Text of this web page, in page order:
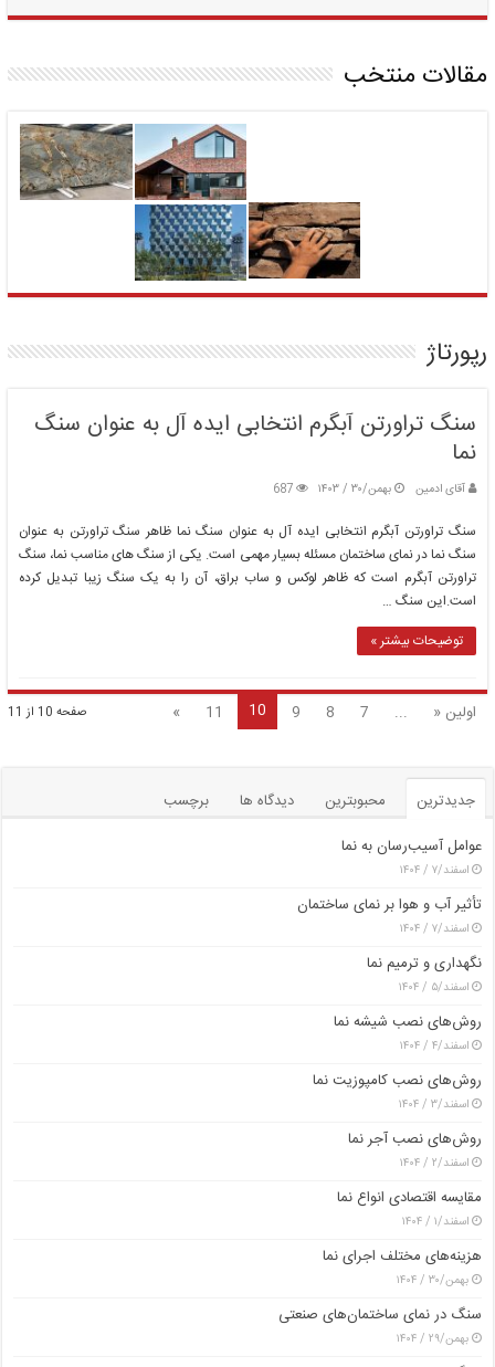
مقالات منتخب
رپورتاژ
سنگ تراورتن آبگرم انتخابی ایده آل به عنوان سنگ
نما
آقای ادمین بهمن/۳۰ / ۱۴۰۳ 687
سنگ تراورتن آبگرم انتخابی ایده آل به عنوان سنگ نما ظاهر سنگ تراورتن به عنوان
سنگ نما در نمای ساختمان مسئله بسیار مهمی است. یکی از سنگ های مناسب نما، سنگ
تراورتن آبگرم است که ظاهر لوکس و ساب براق، آن را به یک سنگ زیبا تبدیل کرده
است.این سنگ …
توضیحات بیشتر »
صفحه 10 از 11 اولین « ...
7
8
9
10
11
»
جدیدترین محبوبترین دیدگاه ها
برچسب
عوامل آسیب‌رسان به نما
اسفند/۷ / ۱۴۰۴
تأثیر آب و هوا بر نمای ساختمان
اسفند/۷ / ۱۴۰۴
نگهداری و ترمیم نما
اسفند/۵ / ۱۴۰۴
روش‌های نصب شیشه نما
اسفند/۴ / ۱۴۰۴
روش‌های نصب کامپوزیت نما
اسفند/۳ / ۱۴۰۴
روش‌های نصب آجر نما
اسفند/۲ / ۱۴۰۴
مقایسه اقتصادی انواع نما
اسفند/۱ / ۱۴۰۴
هزینه‌های مختلف اجرای نما
بهمن/۳۰ / ۱۴۰۴
سنگ در نمای ساختمان‌های صنعتی
بهمن/۲۹ / ۱۴۰۴